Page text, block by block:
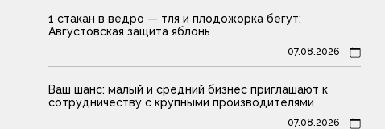
1 стакан в ведро — тля и плодожорка бегут:
Августовская защита яблонь
07.08.2026
Ваш шанс: малый и средний бизнес приглашают к
сотрудничеству с крупными производителями
07.08.2026